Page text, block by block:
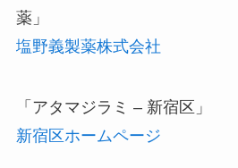
薬」
塩野義製薬株式会社
「アタマジラミ – 新宿区」
新宿区ホームページ